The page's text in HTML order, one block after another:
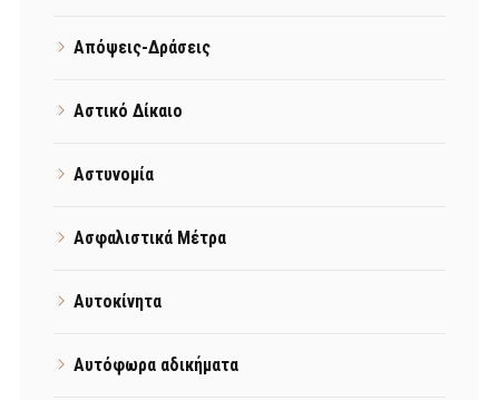
Απόψεις-Δράσεις
Αστικό Δίκαιο
Αστυνομία
Ασφαλιστικά Μέτρα
Αυτοκίνητα
Αυτόφωρα αδικήματα